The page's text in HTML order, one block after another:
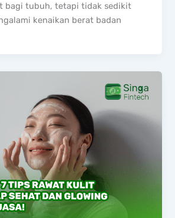
bagi tubuh, tetapi tidak sedikit
kenaikan berat badan